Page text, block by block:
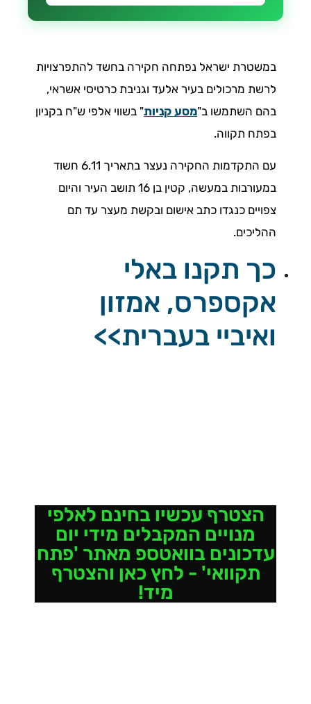
במשטרת ישראל נפתחה חקירה בחשד להתפרצויות
לרשת מרכולים בעיר אלעד וגניבת כרטיסי אשראי,
בהם השתמשו ב"מסע קניות" בשווי אלפי ש"ח בקניון
בפתח תקווה.
עם התקדמות החקירה נעצר בתאריך 6.11 חשוד
במעורבות במעשה, קטין בן 16 תושב העיר והיום
צפויים כנגדו כתב אישום ובקשת מעצר עד תם
ההליכים.
כך תקנו באלי
אקספרס, אמזון
ואיביי בעברית>>
הצטרף עכשיו בחינם לאלפי
מנויים המקבלים מידי יום
עדכונים בוואטספ מאתר 'פתח
תקוואי' - לחץ כאן והצטרף
מיד!